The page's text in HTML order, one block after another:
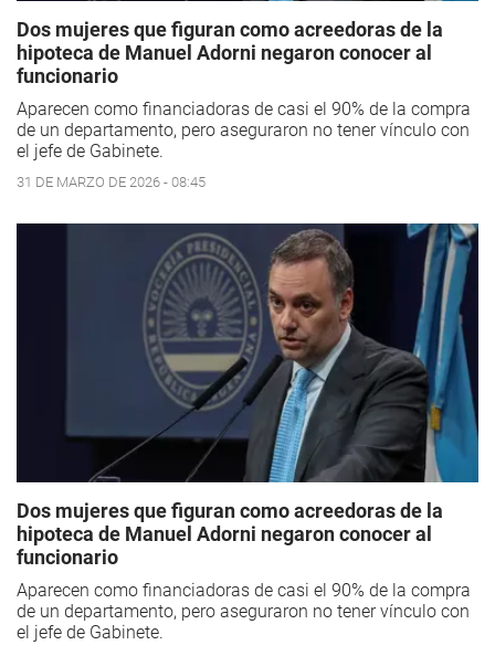
Dos mujeres que figuran como acreedoras de la
hipoteca de Manuel Adorni negaron conocer al
funcionario
Aparecen como financiadoras de casi el 90% de la compra
de un departamento, pero aseguraron no tener vínculo con
el jefe de Gabinete.
31 DE MARZO DE 2026 - 08:45
Dos mujeres que figuran como acreedoras de la
hipoteca de Manuel Adorni negaron conocer al
funcionario
Aparecen como financiadoras de casi el 90% de la compra
de un departamento, pero aseguraron no tener vínculo con
el jefe de Gabinete.